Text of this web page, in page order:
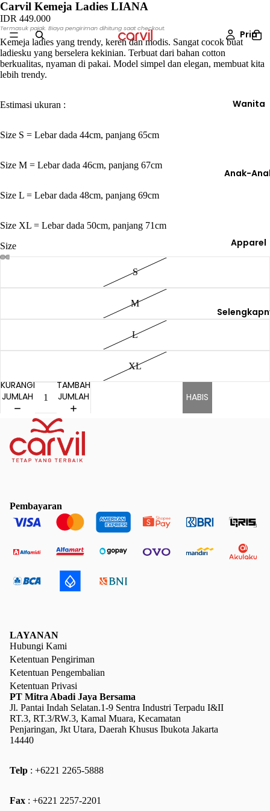
Pria
Wanita
Anak-
Apparel
Carvil Kemeja Ladies LIANA
IDR 449.000
Termasuk pajak. Biaya pengiriman dihitung saat checkout.
Kemeja ladies yang trendy, keren dan modis. Sangat cocok buat
ladiesku yang berselera kekinian. Terbuat dari bahan cotton
berkualitas, nyaman di pakai. Model simpel dan elegan, membuat kita
lebih trendy.
Estimasi ukuran :
Size S = Lebar dada 44cm, panjang 65cm
Size M = Lebar dada 46cm, panjang 67cm
Size L = Lebar dada 48cm, panjang 69cm
Size XL = Lebar dada 50cm, panjang 71cm
Size
S
M
L
XL
KURANGI
JUMLAH
TAMBAH
JUMLAH
HABIS
Pembayaran
LAYANAN
Hubungi Kami
Ketentuan Pengiriman
Ketentuan Pengembalian
Ketentuan Privasi
PT Mitra Abadi Jaya Bersama
Jl. Pantai Indah Selatan.1-9 Sentra Industri Terpadu I&II
RT.3, RT.3/RW.3, Kamal Muara, Kecamatan
Penjaringan, Jkt Utara, Daerah Khusus Ibukota Jakarta
14440
Telp : +6221 2265-5888
Fax : +6221 2257-2201